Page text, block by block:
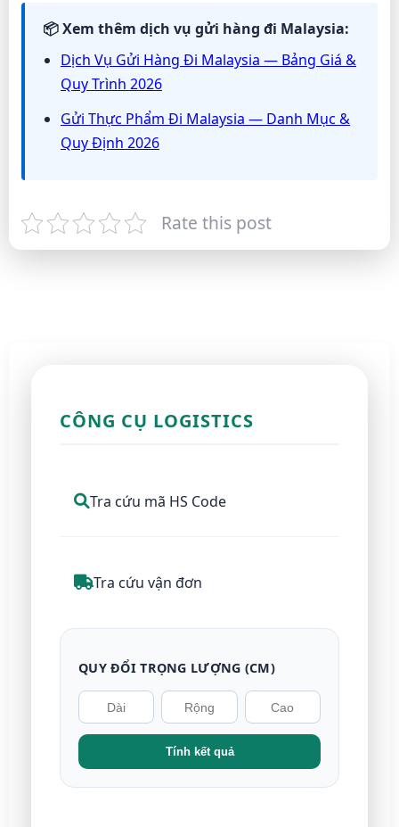
📦 Xem thêm dịch vụ gửi hàng đi Malaysia:
Dịch Vụ Gửi Hàng Đi Malaysia — Bảng Giá &
Quy Trình 2026
Gửi Thực Phẩm Đi Malaysia — Danh Mục &
Quy Định 2026
Rate this post
CÔNG CỤ LOGISTICS
Tra cứu mã HS Code
Tra cứu vận đơn
QUY ĐỔI TRỌNG LƯỢNG (CM)
Tính kết quả